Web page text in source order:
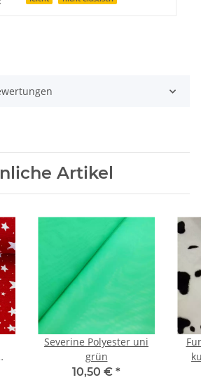
Artikel
Severine Polyester uni
grün
10,50 € *